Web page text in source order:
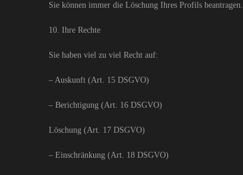
Sie können immer die Löschung Ihres Profils beantragen.
10. Ihre Rechte
Sie haben viel zu viel Recht auf:
– Auskunft (Art. 15 DSGVO)
– Berichtigung (Art. 16 DSGVO)
Löschung (Art. 17 DSGVO)
– Einschränkung (Art. 18 DSGVO)